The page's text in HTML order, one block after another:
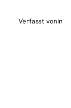
Verfasst vonin